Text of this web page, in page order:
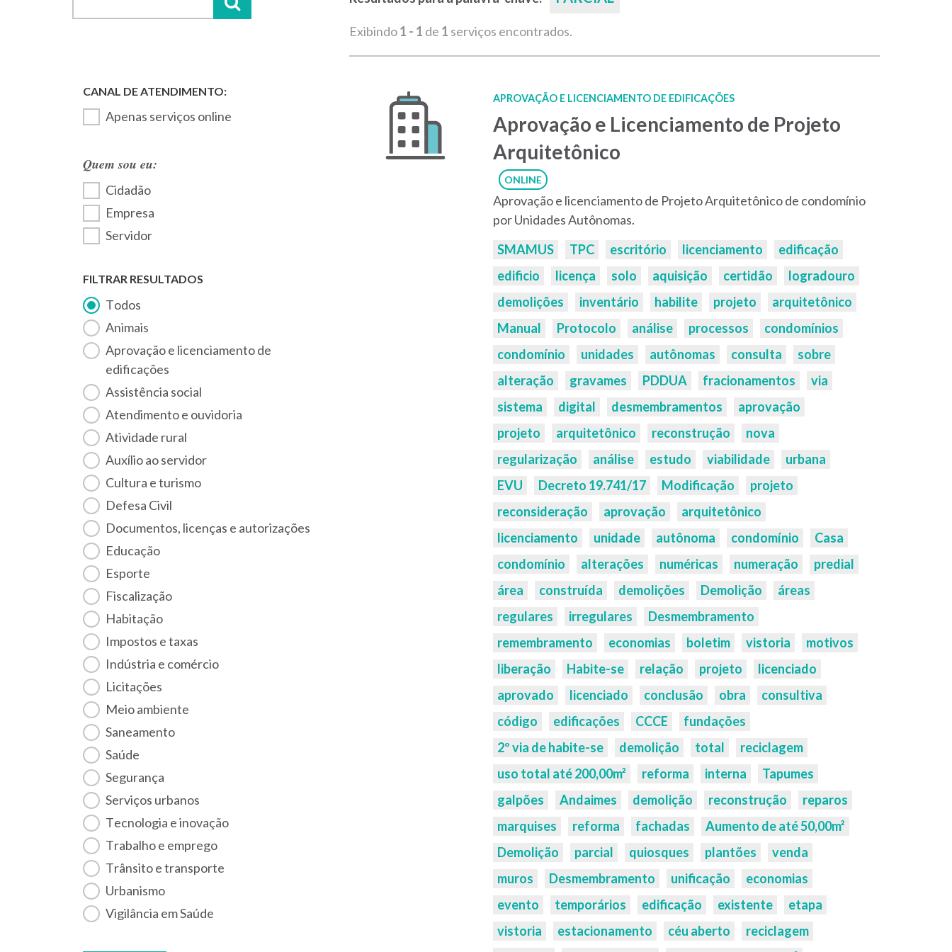
Apenas serviços online
Quem sou eu:
Cidadão
Empresa
Servidor
FILTRAR RESULTADOS
Todos
Animais
Aprovação e licenciamento de
edificações
Assistência social
Atendimento e ouvidoria
Atividade rural
Auxílio ao servidor
Cultura e turismo
Defesa Civil
Documentos, licenças e autorizações
Educação
Esporte
Fiscalização
habitação
Impostos e taxas
Indústria e comércio
Licitações
Meio ambiente
Saneamento
Saúde
Segurança
Serviços urbanos
Tecnologia e inovação
Trabalho e emprego
Trânsito e transporte
Urbanismo
Vigilância em Saúde
Exibindo1 - 1 de 1 serviços encontrados.
APROVAÇÃO E LICENCIAMENTO DE EDIFICAÇÕES
Aprovação e Licenciamento de Projeto
Arquitetônico
ONLINE
Aprovação e licenciamento de Projeto Arquitetônico de condomínio
por Unidades Autônomas.
Palavras-
chaves:
SMAMUS TPC escritório licenciamento
edificação
edificio
licença solo aquisição certidão
logradouro
demolições
inventário habilite projeto
arquitetônico
Manual
Protocolo análise processos
condomínios
condomínio
unidades autônomas consulta
sobre
alteração
gravames PDDUA fracionamentos
via
sistema
digital desmembramentos
aprovação
projeto
arquitetônico reconstrução
nova
regularização
análise estudo viabilidade
urbana
EVU
Decreto 19.741/17 Modificação
projeto
reconsideração
aprovação
arquitetônico
licenciamento
unidade autônoma condomínio
Casa
condomínio
alterações numéricas numeração
predial
área
construída demolições Demolição
áreas
regulares
irregulares
Desmembramento
remembramento
economias boletim vistoria
motivos
liberação
Habite-se relação projeto
licenciado
aprovado
licenciado conclusão obra
consultiva
código
edificações CCCE
fundações
2º via de habite-se
demolição total
reciclagem
uso total até 200,00m²
reforma interna
Tapumes
galpões
Andaimes demolição reconstrução
reparos
marquises
reforma fachadas
Aumento de até 50,00m²
Demolição
parcial quiosques plantões
venda
muros
Desmembramento unificação
economias
evento
temporários edificação existente
etapa
vistoria
estacionamento céu aberto
reciclagem